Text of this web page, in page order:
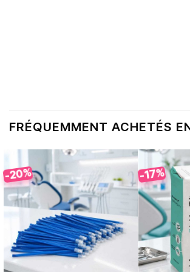
FRÉQUEMMENT ACHETÉS
-20% -17%